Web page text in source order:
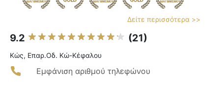
Δείτε περισσότερα >>
9.2 (21)
Κώς, Επαρ.Οδ. Κώ-Κέφαλου
Εμφάνιση αριθμού τηλεφώνου